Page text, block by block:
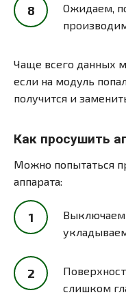
Ожидаем,
Чаще всего данных
если на модуль
получится и
Как просушить
Можно попытаться
аппарата:
Выключаем
слишком